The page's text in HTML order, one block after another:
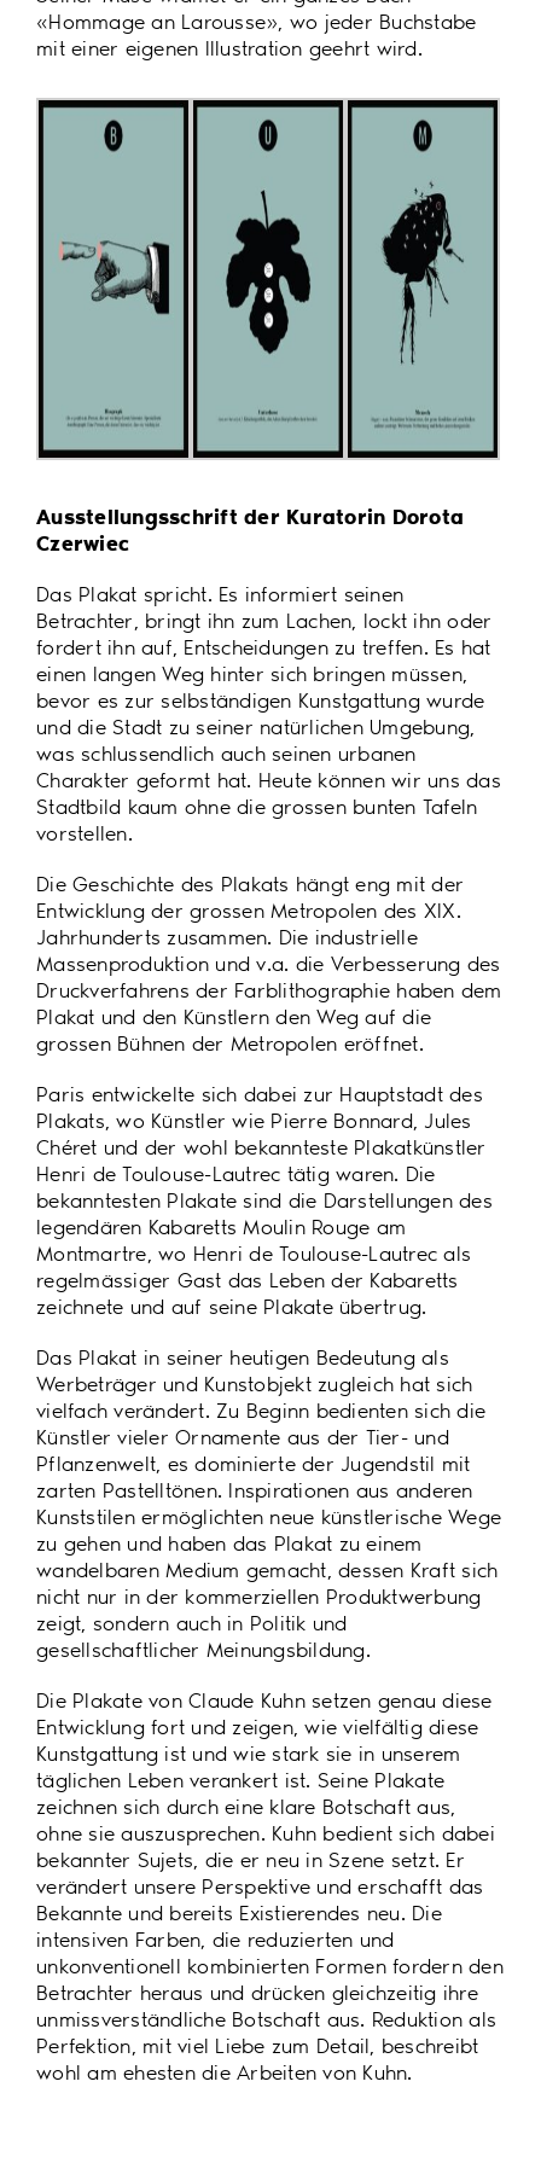
«Hommage an Larousse», wo jeder Buchstabe
mit einer eigenen Illustration geehrt wird.
Ausstellungsschrift der Kuratorin Dorota
Czerwiec
Das Plakat spricht. Es informiert seinen
Betrachter, bringt ihn zum Lachen, lockt ihn oder
fordert ihn auf, Entscheidungen zu treffen. Es hat
einen langen Weg hinter sich bringen müssen,
bevor es zur selbständigen Kunstgattung wurde
und die Stadt zu seiner natürlichen Umgebung,
was schlussendlich auch seinen urbanen
Charakter geformt hat. Heute können wir uns das
Stadtbild kaum ohne die grossen bunten Tafeln
vorstellen.
Die Geschichte des Plakats hängt eng mit der
Entwicklung der grossen Metropolen des XIX.
Jahrhunderts zusammen. Die industrielle
Massenproduktion und v.a. die Verbesserung des
Druckverfahrens der Farblithographie haben dem
Plakat und den Künstlern den Weg auf die
grossen Bühnen der Metropolen eröffnet.
Paris entwickelte sich dabei zur Hauptstadt des
Plakats, wo Künstler wie Pierre Bonnard, Jules
Chéret und der wohl bekannteste Plakatkünstler
Henri de Toulouse-Lautrec tätig waren. Die
bekanntesten Plakate sind die Darstellungen des
legendären Kabaretts Moulin Rouge am
Montmartre, wo Henri de Toulouse-Lautrec als
regelmässiger Gast das Leben der Kabaretts
zeichnete und auf seine Plakate übertrug.
Das Plakat in seiner heutigen Bedeutung als
Werbeträger und Kunstobjekt zugleich hat sich
vielfach verändert. Zu Beginn bedienten sich die
Künstler vieler Ornamente aus der Tier- und
Pflanzenwelt, es dominierte der Jugendstil mit
zarten Pastelltönen. Inspirationen aus anderen
Kunststilen ermöglichten neue künstlerische Wege
zu gehen und haben das Plakat zu einem
wandelbaren Medium gemacht, dessen Kraft sich
nicht nur in der kommerziellen Produktwerbung
zeigt, sondern auch in Politik und
gesellschaftlicher Meinungsbildung.
Die Plakate von Claude Kuhn setzen genau diese
Entwicklung fort und zeigen, wie vielfältig diese
Kunstgattung ist und wie stark sie in unserem
täglichen Leben verankert ist. Seine Plakate
zeichnen sich durch eine klare Botschaft aus,
ohne sie auszusprechen. Kuhn bedient sich dabei
bekannter Sujets, die er neu in Szene setzt. Er
verändert unsere Perspektive und erschafft das
Bekannte und bereits Existierendes neu. Die
intensiven Farben, die reduzierten und
unkonventionell kombinierten Formen fordern den
Betrachter heraus und drücken gleichzeitig ihre
unmissverständliche Botschaft aus. Reduktion als
Perfektion, mit viel Liebe zum Detail, beschreibt
wohl am ehesten die Arbeiten von Kuhn.